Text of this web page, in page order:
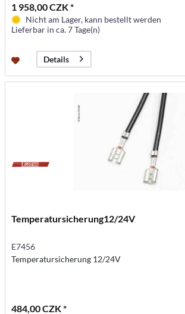
1 958,00 CZK *
Nicht am Lager, kann bestellt werden
Lieferbar in ca. 7 Tage(n)
Details
Temperatursicherung12/24V
E7456
Temperatursicherung 12/24V
484,00 CZK *